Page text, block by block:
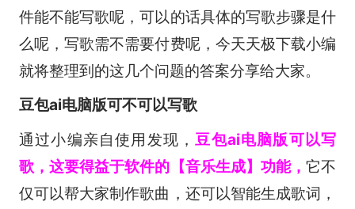
件能不能写歌呢，可以的话具体的写歌步骤是什
么呢，写歌需不需要付费呢，今天天极下载小编
就将整理到的这几个问题的答案分享给大家。
豆包ai电脑版可不可以写歌
通过小编亲自使用发现，豆包ai电脑版可以写
歌，这要得益于软件的【音乐生成】功能，它不
仅可以帮大家制作歌曲，还可以智能生成歌词，